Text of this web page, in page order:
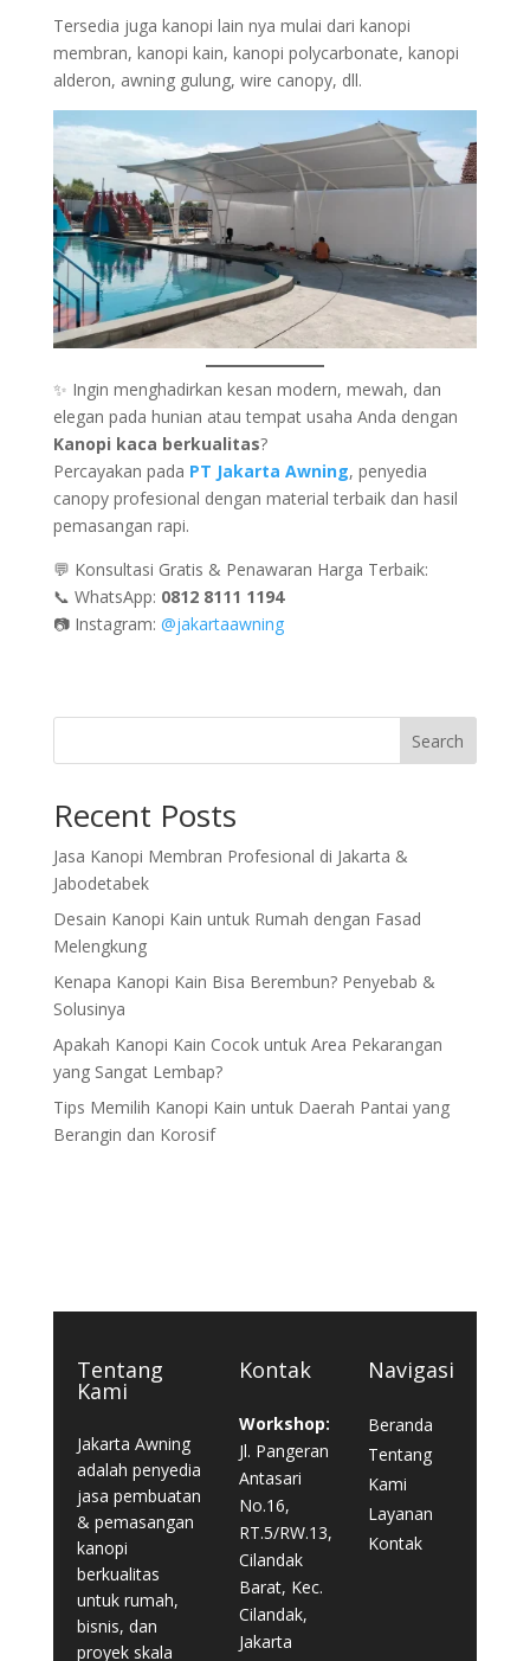
Tersedia juga kanopi lain nya mulai dari kanopi
membran, kanopi kain, kanopi polycarbonate, kanopi
alderon, awning gulung, wire canopy, dll.
✨ Ingin menghadirkan kesan modern, mewah, dan
elegan pada hunian atau tempat usaha Anda dengan
Kanopi kaca berkualitas?
Percayakan pada PT Jakarta Awning, penyedia
canopy profesional dengan material terbaik dan hasil
pemasangan rapi.
💬 Konsultasi Gratis & Penawaran Harga Terbaik:
📞 WhatsApp: 0812 8111 1194
📷 Instagram: @jakartaawning
Search
Recent Posts
Jasa Kanopi Membran Profesional di Jakarta &
Jabodetabek
Desain Kanopi Kain untuk Rumah dengan Fasad
Melengkung
Kenapa Kanopi Kain Bisa Berembun? Penyebab &
Solusinya
Apakah Kanopi Kain Cocok untuk Area Pekarangan
yang Sangat Lembap?
Tips Memilih Kanopi Kain untuk Daerah Pantai yang
Berangin dan Korosif
Tentang
Kami
Jakarta Awning
adalah penyedia
jasa pembuatan
& pemasangan
kanopi
berkualitas
untuk rumah,
bisnis, dan
proyek skala
Kontak
Workshop:
Jl. Pangeran
Antasari
No.16,
RT.5/RW.13,
Cilandak
Barat, Kec.
Cilandak,
Jakarta
Navigasi
Beranda
Tentang
Kami
Layanan
Kontak